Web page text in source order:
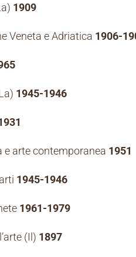
1909
Veneta e Adriatica 1906-
1945-1946
e arte contemporanea 1951
1945-1946
1961-1979
(Il) 1897